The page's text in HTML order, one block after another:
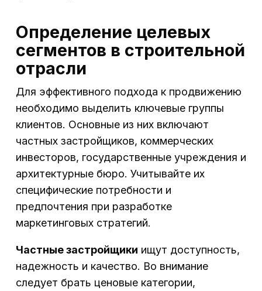
Определение целевых
сегментов в строительной
отрасли
Для эффективного подхода к продвижению
необходимо выделить ключевые группы
клиентов. Основные из них включают
частных застройщиков, коммерческих
инвесторов, государственные учреждения и
архитектурные бюро. Учитывайте их
специфические потребности и
предпочтения при разработке
маркетинговых стратегий.
Частные застройщики ищут доступность,
надежность и качество. Во внимание
следует брать ценовые категории,